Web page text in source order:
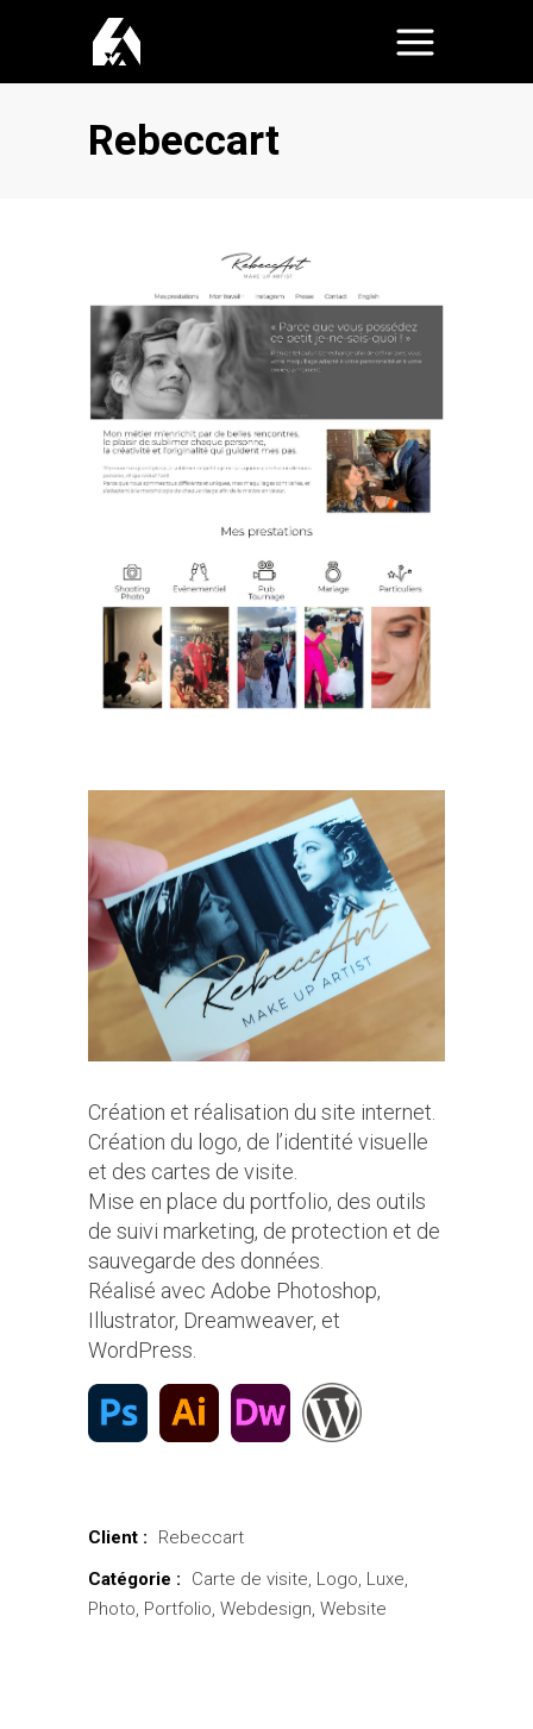
Rebeccart
Création et réalisation du site internet.
Création du logo, de l’identité visuelle
et des cartes de visite.
Mise en place du portfolio, des outils
de suivi marketing, de protection et de
sauvegarde des données.
Réalisé avec Adobe Photoshop,
Illustrator, Dreamweaver, et
WordPress.
Client :
Rebeccart
Catégorie :
Carte de visite Logo Luxe
Photo Portfolio Webdesign Website